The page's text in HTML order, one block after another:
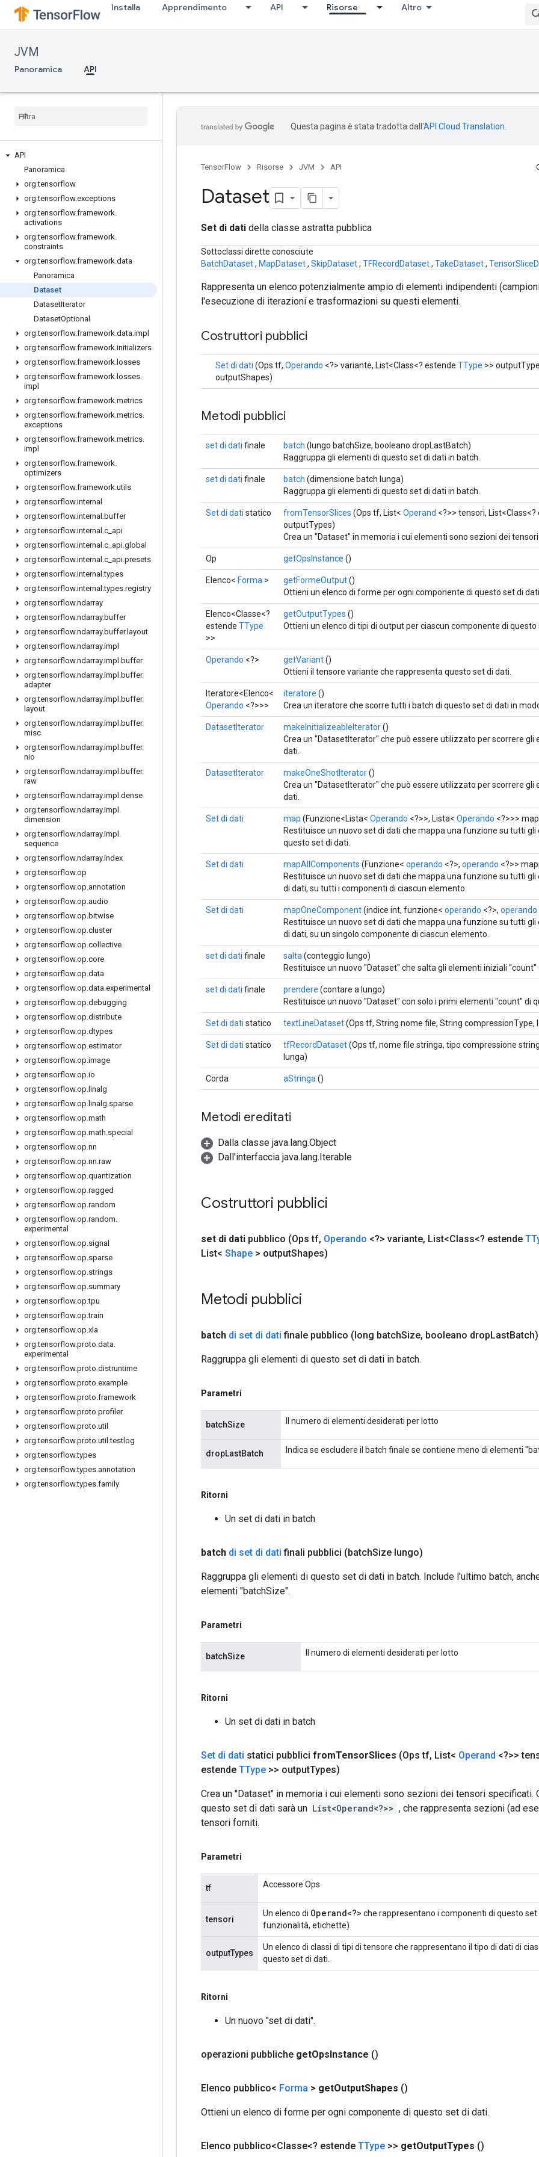
Installa Apprendimento API Risorse Altro
JVM
Panoramica API
API
Panoramica
org.tensorflow
org.tensorflow.exceptions
org.tensorflow.framework.
activations
org.tensorflow.framework.
constraints
org.tensorflow.framework.data
Panoramica
Dataset
DatasetIterator
DatasetOptional
org.tensorflow.framework.data.impl
org.tensorflow.framework.initializers
org.tensorflow.framework. losses
org.tensorflow.framework. losses.
impl
org.tensorflow.framework.metrics
org.tensorflow.framework.metrics.
exceptions
org.tensorflow.framework.metrics.
impl
org.tensorflow.framework.
optimizers
org.tensorflow.framework.utils
org.tensorflow.internal
org.tensorflow.internal .buffer
org.tensorflow.internal .c api
org.tensorflow.internal .c api.global
org.tensorflow.internal .c api.presets
org.tensorflow.internal .types
org.tensorflow.internal .types.registry
org.tensorflow.ndarray
org.tensorflow.ndarray.buffer
org.tensorflow.ndarray.buffer. layout
org.tensorflow.ndarray.impl
org.tensorflow.ndarray.impl .buffer
org.tensorflow.ndarray.impl .buffer.
adapter
org.tensorflow.ndarray.impl .buffer.
layout
org.tensorflow.ndarray.impl .buffer.
misc
org.tensorflow.ndarray.impl .buffer.
nio
org.tensorflow.ndarray.impl .buffer.
raw
org.tensorflow.ndarray.impl .dense
org.tensorflow.ndarray.impl .
dimension
org.tensorflow.ndarray.impl .
sequence
org.tensorflow.ndarray.index
org.tensorflow.op
org.tensorflow.op.annotation
org.tensorflow.op.audio
org.tensorflow.op.bitwise
org.tensorflow.op.cluster
org.tensorflow.op.collective
org.tensorflow.op.core
org.tensorflow.op.data
org.tensorflow.op.data.experimental
org.tensorflow.op.debugging
org.tensorflow.op.distribute
org.tensorflow.op.dtypes
org.tensorflow.op.estimator
org.tensorflow.op.image
org.tensorflow.op.io
org.tensorflow.op. linalg
org.tensorflow.op. linalg.sparse
org.tensorflow.op.math
org.tensorflow.op.math.special
org.tensorflow.op.nn
org.tensorflow.op.nn.raw
org.tensorflow.op.quantization
org.tensorflow.op.ragged
org.tensorflow.op.random
org.tensorflow.op.random.
experimental
org.tensorflow.op.signal
org.tensorflow.op.sparse
org.tensorflow.op.strings
org.tensorflow.op.summary
org.tensorflow.op.tpu
org.tensorflow.op.train
org.tensorflow.op.xla
org.tensorflow.proto.data.
experimental
org.tensorflow.proto.distruntime
org.tensorflow.proto.example
org.tensorflow.proto.framework
org.tensorflow.proto.profiler
org.tensorflow.proto.util
org.tensorflow.proto.util .testlog
org.tensorflow.types
org.tensorflow.types.annotation
org.tensorflow.types.family
Questa pagina è stata tradotta dall'API Cloud Translation
TensorFlow Risorse JVM API
Dataset
Set di dati della classe astratta pubblica
Sottoclassi dirette conosciute
BatchDataset, MapDataset, SkipDataset, TFRecordDataset, TakeDataset,
Rappresenta un elenco potenzialmente ampio di elementi indipendenti
l'esecuzione di iterazioni e trasformazioni su questi elementi.
Costruttori pubblici
Set di dati (Ops tf, Operando <?> variante, List<Class<? estende TType >>
outputShapes)
Metodi pubblici
set di dati finale batch (lungo batchSize, booleano dropLastBatch)
Raggruppa gli elementi di questo set di dati in batch.
set di dati finale batch (dimensione batch lunga)
Raggruppa gli elementi di questo set di dati in batch.
Set di dati statico fromTensorSlices (Ops tf, List< Operand <?>> tensori, List<Class<?
outputTypes)
Crea un "Dataset" in memoria i cui elementi sono sezioni dei tensori
Op getOpsInstance ()
Elenco< Forma > getFormeOutput()
Ottieni un elenco di forme per ogni componente di questo set di dati.
Elenco<Classe<?
estende TType
>>
getOutputTypes ()
Ottieni un elenco di tipi di output per ciascun componente di questo
Operando <?> getVariant()
Ottieni il tensore variante che rappresenta questo set di dati.
Iteratore<Elenco<
Operando <?>>>
iteratore ()
Crea un iteratore che scorre tutti i batch di questo set di dati in
DatasetIterator makeInitializeableIterator()
Crea un "DatasetIterator" che può essere utilizzato per scorrere gli
dati.
DatasetIterator makeOneShotIterator()
Crea un "DatasetIterator" che può essere utilizzato per scorrere gli
dati.
Set di dati map (Funzione<Lista< Operando <?>>, Lista< Operando <?>>>
Restituisce un nuovo set di dati che mappa una funzione su tutti
questo set di dati.
Set di dati mapAllComponents (Funzione< operando <?>, operando <?>>
Restituisce un nuovo set di dati che mappa una funzione su tutti
di dati, su tutti i componenti di ciascun elemento.
Set di dati mapOneComponent(indice int, funzione< operando <?>, operando
Restituisce un nuovo set di dati che mappa una funzione su tutti
di dati, su un singolo componente di ciascun elemento.
set di dati finale salta (conteggio lungo)
Restituisce un nuovo "Dataset" che salta gli elementi iniziali
set di dati finale prendere (contare a lungo)
Restituisce un nuovo "Dataset" con solo i primi elementi "count" di
Set di dati statico textLineDataset(Ops tf, String nome file, String compressionType,
Set di dati statico tfRecordDataset(Ops tf, nome file stringa, tipo compressione
lunga)
Corda aStringa ()
Metodi ereditati
Dalla classe java.lang.Object
Dall'interfaccia java.lang.Iterable
Costruttori pubblici
set di dati pubblico (Ops tf, Operando <?> variante, List<Class<? estende
List< Shape > outputShapes)
Metodi pubblici
batch di set di dati finale pubblico (long batchSize, booleano dropLastBatch)
Raggruppa gli elementi di questo set di dati in batch.
Parametri
batchSize Il numero di elementi desiderati per lotto
dropLastBatch Indica se escludere il batch finale se contiene meno di elementi
Ritorni
Un set di dati in batch
batch di set di dati finali pubblici (batchSize lungo)
Raggruppa gli elementi di questo set di dati in batch. Include l'ultimo batch,
elementi "batchSize".
Parametri
batchSize Il numero di elementi desiderati per lotto
Ritorni
Un set di dati in batch
Set di dati statici pubblici fromTensorSlices (Ops tf, List< Operand <?>>
estende TType >> outputTypes)
Crea un "Dataset" in memoria i cui elementi sono sezioni dei tensori specificati.
questo set di dati sarà un List<Operand<?>> , che rappresenta sezioni (ad
tensori forniti.
Parametri
tf Accessore Ops
tensori
Un elenco di Operand<?> che rappresentano i componenti di questo
funzionalità, etichette)
outputTypes
Un elenco di classi di tipi di tensore che rappresentano il tipo di dati di
questo set di dati.
Ritorni
Un nuovo "set di dati".
operazioni pubbliche getOpsInstance ()
Elenco pubblico< Forma > getOutputShapes ()
Ottieni un elenco di forme per ogni componente di questo set di dati.
Elenco pubblico<Classe<? estende TType >> getOutputTypes ()